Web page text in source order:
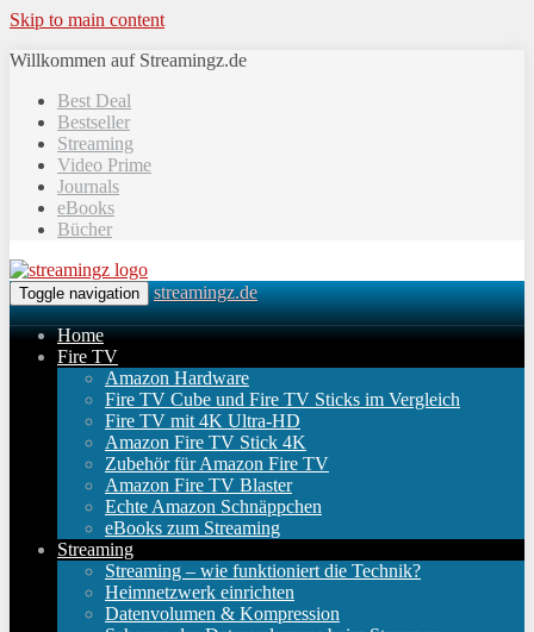
Skip to main content
Willkommen auf Streamingz.de
Best Deal
Bestseller
Streaming
Video Prime
Journals
eBooks
Bücher
Toggle navigation streamingz.de
Home
Fire TV
Amazon Hardware
Fire TV Cube und Fire TV Sticks im Vergleich
Fire TV mit 4K Ultra-HD
Amazon Fire TV Stick 4K
Zubehör für Amazon Fire TV
Amazon Fire TV Blaster
Echte Amazon Schnäppchen
eBooks zum Streaming
Streaming
Streaming – wie funktioniert die Technik?
Heimnetzwerk einrichten
Datenvolumen & Kompression